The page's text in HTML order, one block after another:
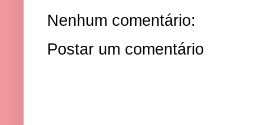
Nenhum comentário:
Postar um comentário